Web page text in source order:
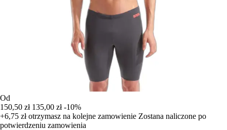
Od
150,50 zł 135,00 zł -10%
+6,75 złotrzymasz na kolejne zamowienie Zostana naliczone po
potwierdzeniu zamowienia